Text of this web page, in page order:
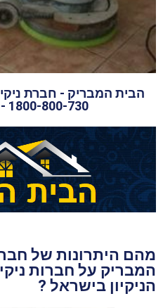
הבית המבריק - חברת
1800-800-730 - 054-9447042
מהם היתרונות של
המבריק על חברות
הניקיון בישראל ?